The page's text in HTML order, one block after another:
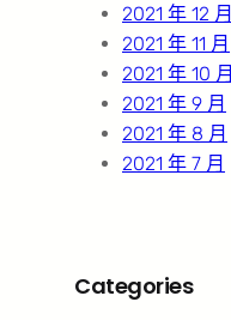
2021 年 12 月
2021 年 11 月
2021 年 10 月
2021 年 9 月
2021 年 8 月
2021 年 7 月
Categories